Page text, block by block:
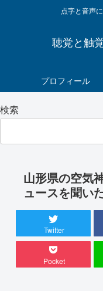
点字と音声
聴覚と触
プロフィール
検索
山形県の空気
ュースを聞
Twitter
Pocket